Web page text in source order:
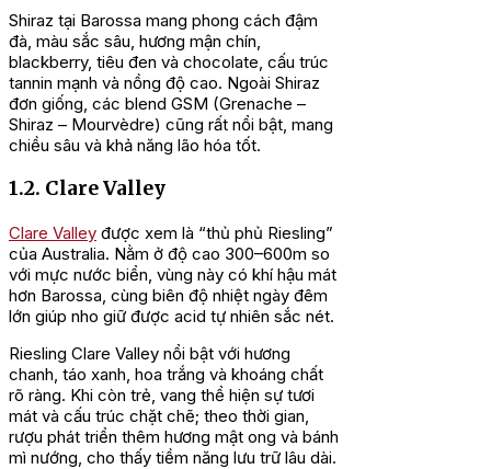
Shiraz tại Barossa mang phong cách đậm
đà, màu sắc sâu, hương mận chín,
blackberry, tiêu đen và chocolate, cấu trúc
tannin mạnh và nồng độ cao. Ngoài Shiraz
đơn giống, các blend GSM (Grenache –
Shiraz – Mourvèdre) cũng rất nổi bật, mang
chiều sâu và khả năng lão hóa tốt.
1.2. Clare Valley
Clare Valley được xem là “thủ phủ Riesling”
của Australia. Nằm ở độ cao 300–600m so
với mực nước biển, vùng này có khí hậu mát
hơn Barossa, cùng biên độ nhiệt ngày đêm
lớn giúp nho giữ được acid tự nhiên sắc nét.
Riesling Clare Valley nổi bật với hương
chanh, táo xanh, hoa trắng và khoáng chất
rõ ràng. Khi còn trẻ, vang thể hiện sự tươi
mát và cấu trúc chặt chẽ; theo thời gian,
rượu phát triển thêm hương mật ong và bánh
mì nướng, cho thấy tiềm năng lưu trữ lâu dài.